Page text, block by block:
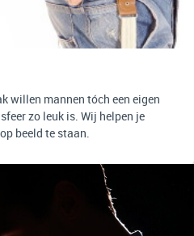
willen mannen tóch een eigen
zo leuk is. Wij helpen je
beeld te staan.